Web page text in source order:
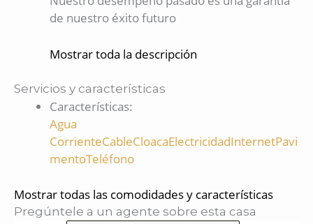
de nuestro éxito futuro
Mostrar toda la descripción
Servicios y características
Características:
Agua
CorrienteCableCloacaElectricidadInternetPavi
mentoTeléfono
Mostrar todas las comodidades y características
Pregúntele a un agente sobre esta casa